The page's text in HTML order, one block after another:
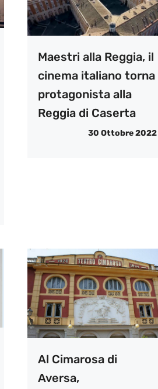
Maestri alla Reggia, il
cinema italiano torna
protagonista alla
Reggia di Caserta
30 Ottobre 2022
Al Cimarosa di
Aversa,